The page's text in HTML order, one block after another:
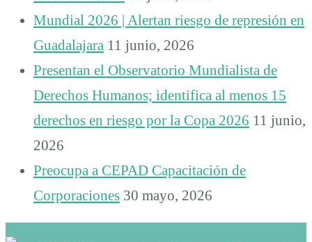
Mundial 2026 | Alertan riesgo de represión en
Guadalajara 11 junio, 2026
Presentan el Observatorio Mundialista de
Derechos Humanos; identifica al menos 15
derechos en riesgo por la Copa 2026 11 junio,
2026
Preocupa a CEPAD Capacitación de
Corporaciones 30 mayo, 2026